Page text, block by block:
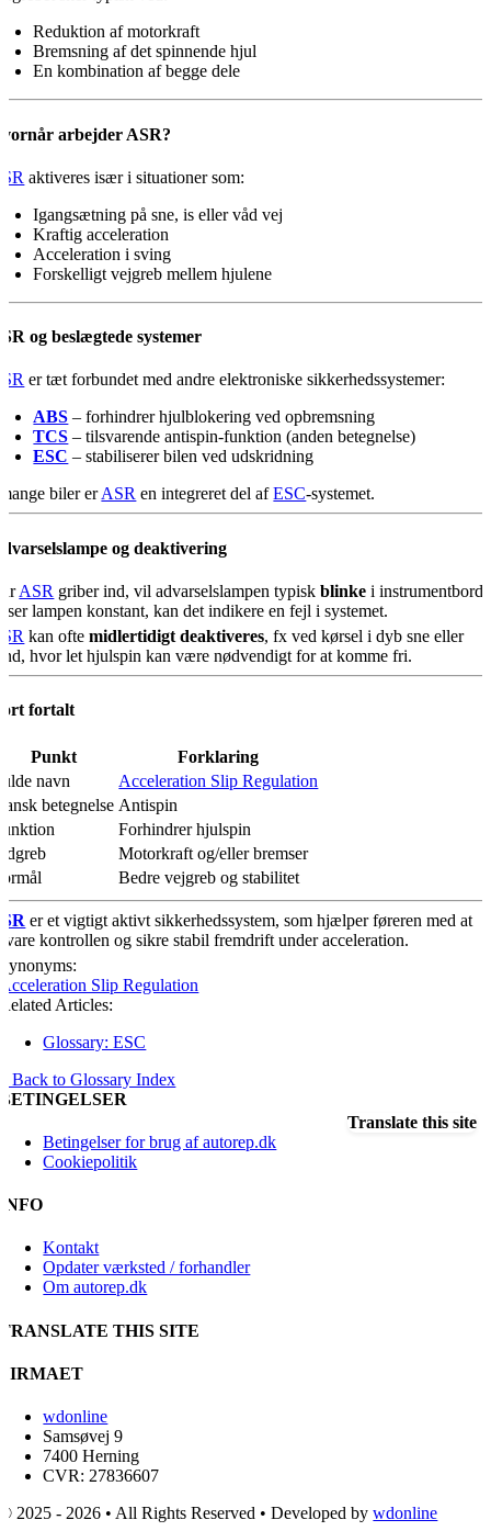
Reduktion af motorkraft
Bremsning af det spinnende hjul
En kombination af begge dele
arbejder ASR?
aktiveres især i situationer som:
Igangsætning på sne, is eller våd vej
Kraftig acceleration
Acceleration i sving
Forskelligt vejgreb mellem hjulene
og beslægtede systemer
er tæt forbundet med andre elektroniske sikkerhedssystemer:
ABS – forhindrer hjulblokering ved opbremsning
TCS – tilsvarende antispin-funktion (anden betegnelse)
ESC – stabiliserer bilen ved udskridning
biler erASR en integreret del afESC-systemet.
og deaktivering
ASR griber ind, vil advarselslampen typiskblinke i
lampen konstant, kan det indikere en fejl i systemet.
kan oftemidlertidigt deaktiveres, fx ved kørsel i dyb sne eller
hvor let hjulspin kan være nødvendigt for at komme fri.
fortalt
Punkt
Forklaring
navn
Acceleration Slip Regulation
betegnelse Antispin
Forhindrer hjulspin
Motorkraft og/eller bremser
Bedre vejgreb og stabilitet
er et vigtigt aktivt sikkerhedssystem, som hjælper føreren med at
kontrollen og sikre stabil fremdrift under acceleration.
Synonyms:
Acceleration Slip Regulation
Related Articles:
Glossary: ESC
« Back to Glossary Index
Translate this site
BETINGELSER
Betingelser for brug af autorep.dk
Cookiepolitik
INFO
Kontakt
Opdater værksted / forhandler
Om autorep.dk
TRANSLATE THIS SITE
FIRMAET
wdonline
Samsøvej 9
7400 Herning
CVR: 27836607
© 2025 - 2026 • All Rights Reserved • Developed bywdonline